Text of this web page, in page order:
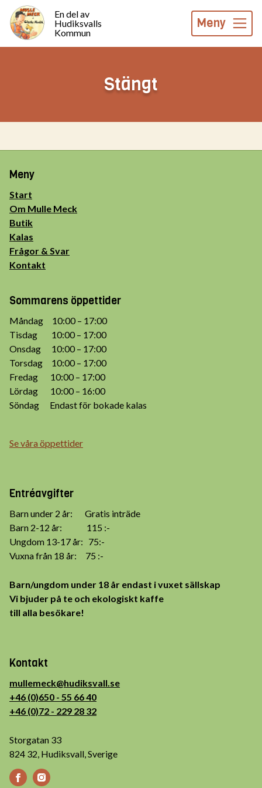
En del av
Hudiksvalls
Kommun
Meny
Stängt
Meny
Start
Om Mulle Meck
Butik
Kalas
Frågor & Svar
Kontakt
Sommarens öppettider
Måndag 10:00 – 17:00
Tisdag 10:00 – 17:00
Onsdag 10:00 – 17:00
Torsdag 10:00 – 17:00
Fredag 10:00 – 17:00
Lördag 10:00 – 16:00
Söndag Endast för bokade kalas
Se våra öppettider
Entréavgifter
Barn under 2 år: Gratis inträde
Barn 2-12 år: 115 :-
Ungdom 13-17 år: 75:-
Vuxna från 18 år: 75 :-
Barn/ungdom under 18 år endast i vuxet sällskap
Vi bjuder på te och ekologiskt kaffe
till alla besökare!
Kontakt
mullemeck@hudiksvall.se
+46 (0)650 - 55 66 40
+46 (0)72 - 229 28 32
Storgatan 33
824 32, Hudiksvall, Sverige